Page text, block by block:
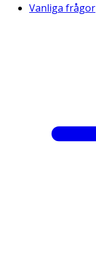
Vanliga frågor